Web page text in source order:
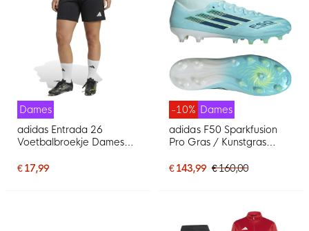
Dames
adidas Entrada 26
Voetbalbroekje Dames
€ 17,99
-10% Dames
adidas F50 Sparkfusion
Pro Gras / Kunstgras
Dames Lichtblauw
€ 143,99 € 160,00